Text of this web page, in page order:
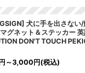
犬に手を出さない/
グネット＆ステッカー
DON'T TOUCH
～3,000円(税込)